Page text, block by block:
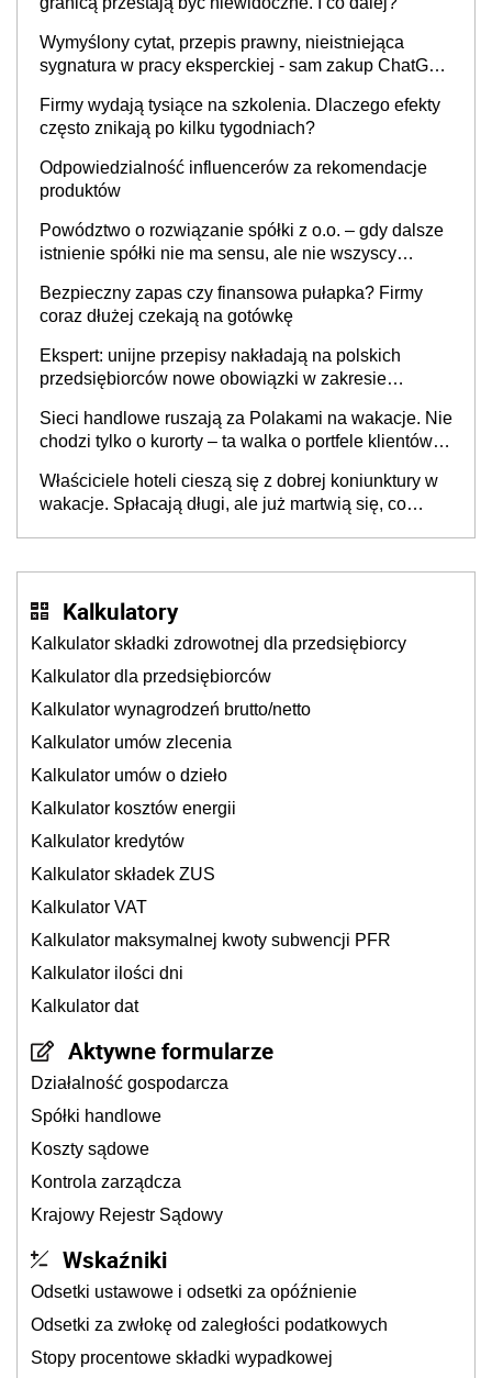
Wymyślony cytat, przepis prawny, nieistniejąca
sygnatura w pracy eksperckiej - sam zakup ChatGPT
Firmy wydają tysiące na szkolenia. Dlaczego efekty
często znikają po kilku tygodniach?
Odpowiedzialność influencerów za rekomendacje
produktów
Powództwo o rozwiązanie spółki z o.o. – gdy dalsze
istnienie spółki nie ma sensu, ale nie wszyscy
Bezpieczny zapas czy finansowa pułapka? Firmy
coraz dłużej czekają na gotówkę
Ekspert: unijne przepisy nakładają na polskich
przedsiębiorców nowe obowiązki w zakresie
Sieci handlowe ruszają za Polakami na wakacje. Nie
chodzi tylko o kurorty – ta walka o portfele klientów
cichu
Właściciele hoteli cieszą się z dobrej koniunktury w
wakacje. Spłacają długi, ale już martwią się, co
Kalkulatory
Kalkulator składki zdrowotnej dla przedsiębiorcy
Kalkulator dla przedsiębiorców
Kalkulator wynagrodzeń brutto/netto
Kalkulator umów zlecenia
Kalkulator umów o dzieło
Kalkulator kosztów energii
Kalkulator kredytów
Kalkulator składek ZUS
Kalkulator VAT
Kalkulator maksymalnej kwoty subwencji PFR
Kalkulator ilości dni
Kalkulator dat
Aktywne formularze
Działalność gospodarcza
Spółki handlowe
Koszty sądowe
Kontrola zarządcza
Krajowy Rejestr Sądowy
Wskaźniki
Odsetki ustawowe i odsetki za opóźnienie
Odsetki za zwłokę od zaległości podatkowych
Stopy procentowe składki wypadkowej